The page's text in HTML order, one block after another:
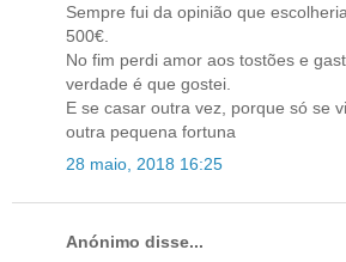
Sempre fui da opinião que
500€.
No fim perdi amor aos tostões e
verdade é que gostei.
E se casar outra vez, porque só se
outra pequena fortuna
28 maio, 2018 16:25
Anónimo disse...